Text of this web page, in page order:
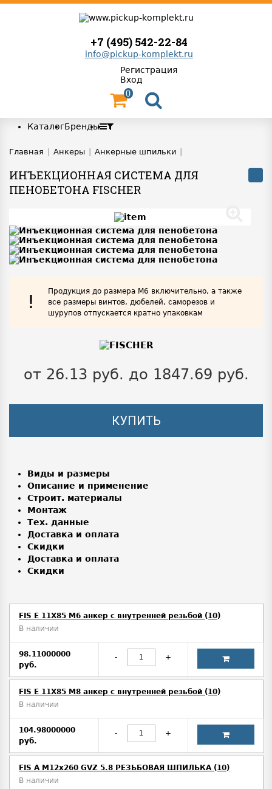
+7 (495) 542-22-84
info@pickup-komplekt.ru
Регистрация
Вход
0
КаталогБренды
Главная Анкеры Анкерные шпильки
ИНЪЕКЦИОННАЯ СИСТЕМА ДЛЯ
ПЕНОБЕТОНА FISCHER
!
Продукция до размера М6 включительно, а также
все размеры винтов, дюбелей, саморезов и
шурупов отпускается кратно упаковкам
от 26.13 руб. до 1847.69 руб.
КУПИТЬ
Виды и размеры
Описание и применение
Строит. материалы
Монтаж
Тех. данные
Доставка и оплата
Скидки
Доставка и оплата
Скидки
FIS E 11X85 M6 анкер с внутренней резьбой (10)
В наличии
98.11000000
руб.
- +
FIS E 11X85 M8 анкер с внутренней резьбой (10)
В наличии
104.98000000
руб.
- +
FIS A M12х260 GVZ 5.8 РЕЗЬБОВАЯ ШПИЛЬКА (10)
В наличии